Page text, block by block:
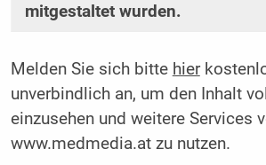
mitgestaltet wurden.
Melden Sie sich bitte hier
unverbindlich an, um den Inhalt
einzusehen und weitere Services
www.medmedia.at zu nutzen.